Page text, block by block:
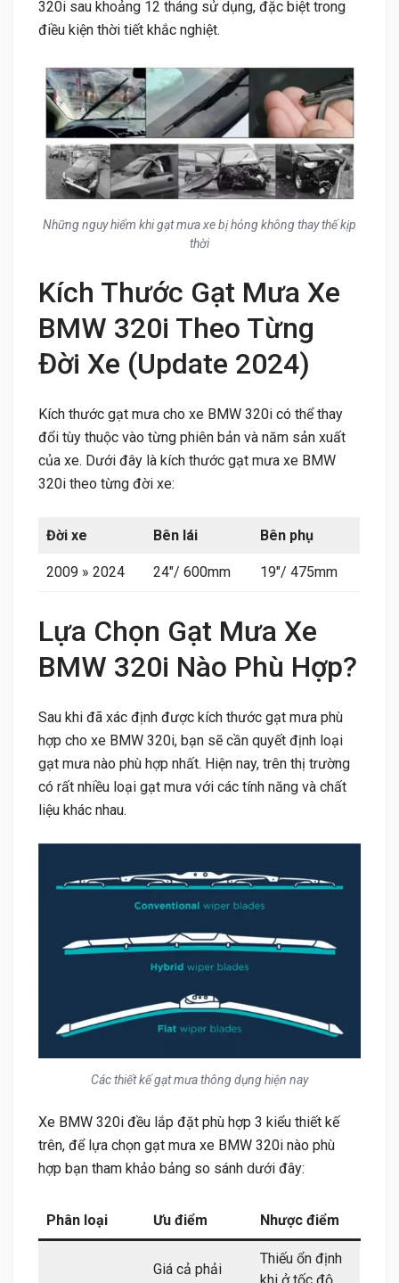
320i sau khoảng 12 tháng sử dụng, đặc biệt trong
điều kiện thời tiết khắc nghiệt.
Những nguy hiểm khi gạt mưa xe bị hỏng không thay thế kịp
thời
Kích Thước Gạt Mưa Xe
BMW 320i Theo Từng
Đời Xe (Update 2024)
Kích thước gạt mưa cho xe BMW 320i có thể thay
đổi tùy thuộc vào từng phiên bản và năm sản xuất
của xe. Dưới đây là kích thước gạt mưa xe BMW
320i theo từng đời xe:
Đời xe Bên lái Bên phụ
2009 » 2024 24″/ 600mm 19″/ 475mm
Lựa Chọn Gạt Mưa Xe
BMW 320i Nào Phù Hợp?
Sau khi đã xác định được kích thước gạt mưa phù
hợp cho xe BMW 320i, bạn sẽ cần quyết định loại
gạt mưa nào phù hợp nhất. Hiện nay, trên thị trường
có rất nhiều loại gạt mưa với các tính năng và chất
liệu khác nhau.
Các thiết kế gạt mưa thông dụng hiện nay
Xe BMW 320i đều lắp đặt phù hợp 3 kiểu thiết kế
trên, để lựa chọn gạt mưa xe BMW 320i nào phù
hợp bạn tham khảo bảng so sánh dưới đây:
Phân loại Ưu điểm Nhược điểm
Giá cả phải
Thiếu ổn định